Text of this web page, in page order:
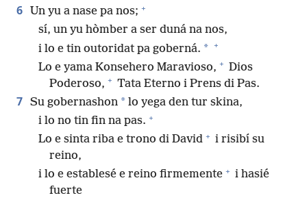
6 Un yu a nase pa nos; +
sí, un yu hòmber a ser duná na nos,
i lo e tin outoridat pa goberná. * +
Lo e yama Konsehero Maravioso, + Dios
Poderoso, + Tata Eterno i Prens di Pas.
7 Su gobernashon * lo yega den tur skina,
i lo no tin fin na pas. +
Lo e sinta riba e trono di David + i risibí su
reino,
i lo e establesé e reino firmemente + i hasié
fuerte